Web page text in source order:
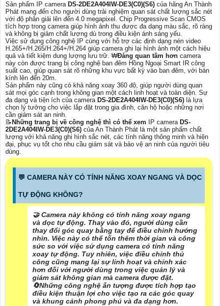
Sản phẩm IP camera DS-2DE2A404IW-DE3(C0)(S6) của hãng An Thành
Phát mang đến cho người dùng trải nghiệm quan sát chất lượng sắc nét
với độ phân giải lên đến 4.0 megapixel. Chip Progressive Scan CMOS
tích hợp trong camera giúp hình ảnh thu được đa dạng màu sắc, rõ ràng
và không bị giảm chất lượng dù trong điều kiện ánh sáng yếu.
Việc sử dụng công nghệ IP cùng với hỗ trợ các định dạng nén video
H.265+/H.265/H.264+/H.264 giúp camera ghi lại hình ảnh một cách hiệu
quả và tiết kiệm dung lượng lưu trữ. ₩Đáng quan tâm hơn camera
này còn được trang bị công nghệ ban đêm Hồng Ngoại Smart IR công
suất cao, giúp quan sát rõ những khu vực bất kỳ vào ban đêm, với bán
kính lên đến 20m.
Sản phẩm này cũng có khả năng xoay 360 độ, giúp người dùng quan
sát mọi góc cạnh trong không gian một cách linh hoạt và toàn diện. Sự
đa dạng và tiện ích của camera DS-2DE2A404IW-DE3(C0)(S6) là lựa
chọn lý tưởng cho việc lắp đặt trong gia đình, căn hộ hoặc những nơi
cần giám sát an ninh.
📝 Những trang bị về công nghệ thì có thể xem IP camera DS-
2DE2A404IW-DE3(C0)(S6) của An Thành Phát là một sản phẩm chất
lượng với khả năng ghi hình sắc nét, các tính năng thông minh và hiện
đại, phục vụ tốt cho nhu cầu giám sát và bảo vệ an ninh của người tiêu
dùng.
️💬 CAMERA NÀY CÓ TÍNH NĂNG XOAY NGANG VÀ DỌC
TỰ ĐỘNG KHÔNG?
🤝 Camera này không có tính năng xoay ngang
và dọc tự động. Thay vào đó, người dùng cần
thay đổi góc quay bằng tay để điều chỉnh hướng
nhìn. Việc này có thể tốn thêm thời gian và công
sức so với việc sử dụng camera có tính năng
xoay tự động. Tuy nhiên, việc điều chỉnh thủ
công cũng mang lại sự linh hoạt và chính xác
hơn đối với người dùng trong việc quản lý và
giám sát không gian mà camera được đặt.
🔄Những công nghệ ấn tượng được tích hợp tạo
điều kiện thuận lợi cho việc tạo ra các góc quay
và khung cảnh phong phú và đa dạng hơn.